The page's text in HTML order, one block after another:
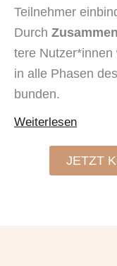
Teilnehmer
Durch
tere Nutzer*innen
in alle Phasen
bun­den.
Weiterlesen
JETZT